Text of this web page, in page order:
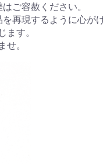
ご容赦ください。
再現するように心が
ます。
せ。